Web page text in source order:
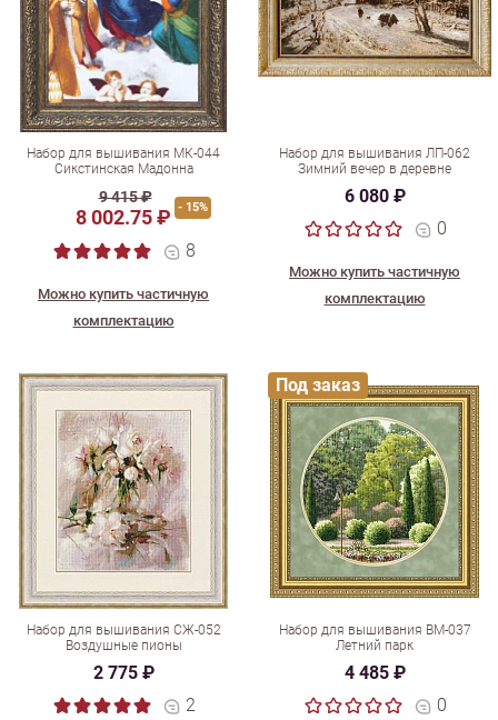
Набор для вышивания МК-044
Сикстинская Мадонна
9 415 ₽
8 002.75 ₽ - 15%
8
Можно купить частичную
комплектацию
Набор для вышивания ЛП-062
Зимний вечер в деревне
6 080 ₽
0
Можно купить частичную
комплектацию
Набор для вышивания СЖ-052
Воздушные пионы
2 775 ₽
2
Набор для вышивания ВМ-037
Летний парк
4 485 ₽
0
Под заказ